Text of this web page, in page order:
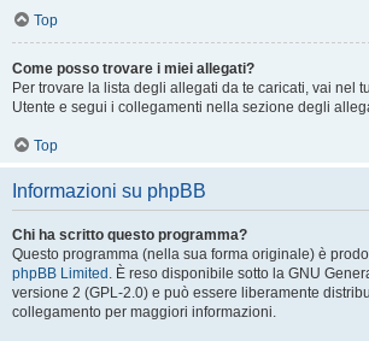
Top
Come posso trovare i miei allegati?
Per trovare la lista degli allegati da te caricati, vai nel
Utente e segui i collegamenti nella sezione degli
Top
Informazioni su phpBB
Chi ha scritto questo programma?
Questo programma (nella sua forma originale) è
phpBB Limited . È reso disponibile sotto la GNU
versione 2 (GPL-2.0) e può essere liberamente
collegamento per maggiori informazioni.